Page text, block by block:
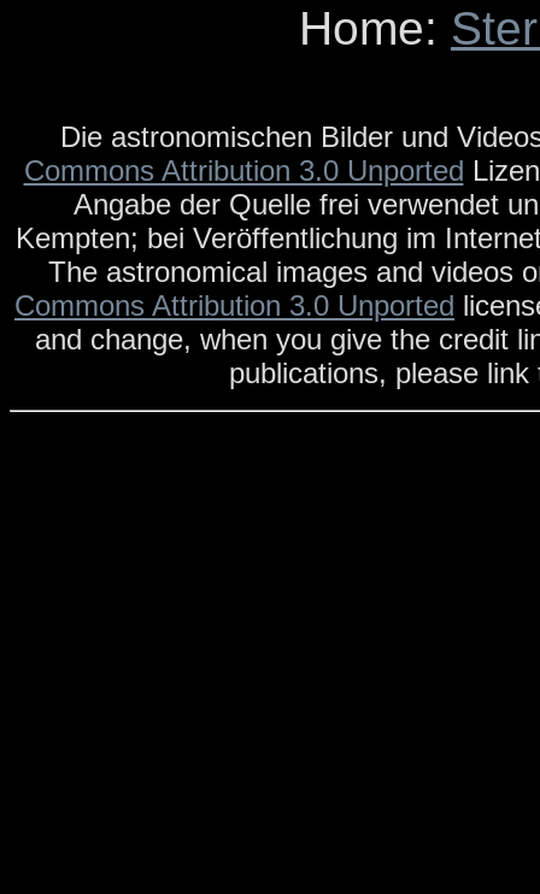
Home:
Die astronomischen Bilder und
Commons Attribution 3.0 Unported
Angabe der Quelle frei verwendet
Kempten; bei Veröffentlichung im
The astronomical images and videos
Commons Attribution 3.0 Unported
and change, when you give the credit
publications, please